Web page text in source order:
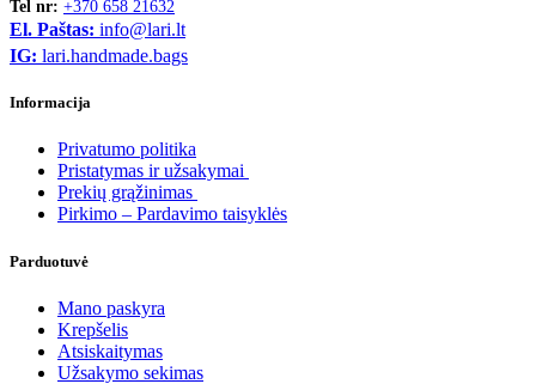
Tel nr: +370 658 21632
El. Paštas: info@lari.lt
IG: lari.handmade.bags
Informacija
Privatumo politika
Pristatymas ir užsakymai
Prekių grąžinimas
Pirkimo – Pardavimo taisyklės
Parduotuvė
Mano paskyra
Krepšelis
Atsiskaitymas
Užsakymo sekimas